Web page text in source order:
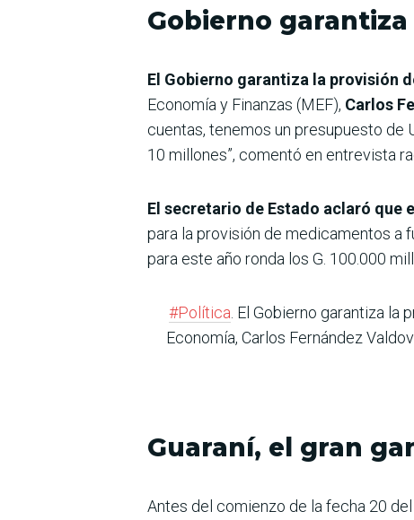
Gobierno
El Gobierno garantiza la provisión
Economía y Finanzas (MEF), Carlos
cuentas, tenemos un presupuesto de
10 millones”, comentó en entrevista
El secretario de Estado aclaró que
para la provisión de medicamentos a
para este año ronda los G. 100.000
#Política . El Gobierno garantiza
Economía, Carlos Fernández
Guaraní, el gran
Antes del comienzo de la fecha 20